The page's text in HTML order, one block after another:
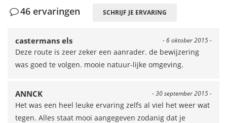
46 ervaringen SCHRIJF JE ERVARING
- 6 oktober 2015 -
castermans els
Deze route is zeer zeker een aanrader. de bewijzering
was goed te volgen. mooie natuur-lijke omgeving.
- 30 september 2015 -
ANNCK
Het was een heel leuke ervaring zelfs al viel het weer wat
tegen. Alles staat mooi aangegeven zodanig dat je